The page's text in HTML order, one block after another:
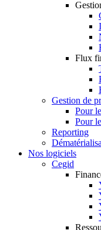
Flux
Gestion de
Pour
Pour
Reporting
Nos logiciels
Cegid